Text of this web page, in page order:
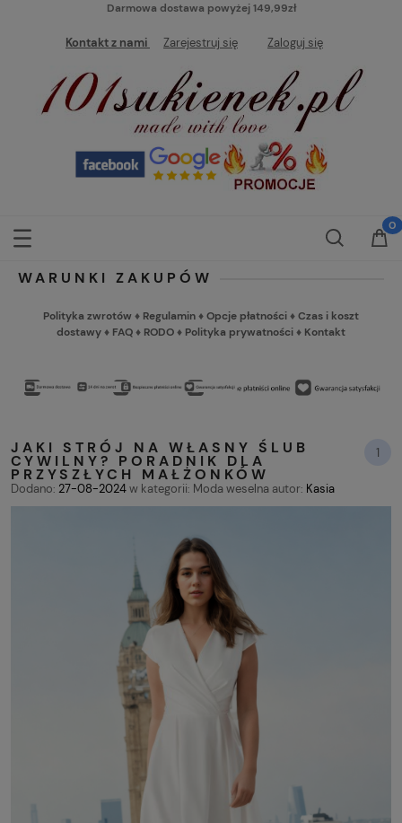
Darmowa dostawa powyżej 149,99zł
Kontakt z nami Zarejestruj się Zaloguj się
WARUNKI ZAKUPÓW
Polityka zwrotów ♦ Regulamin♦Opcje płatności♦Czas i koszt
dostawy♦ FAQ♦ RODO♦ Polityka prywatności♦ Kontakt
JAKI STRÓJ NA WŁASNY ŚLUB
CYWILNY? PORADNIK DLA
PRZYSZŁYCH MAŁŻONKÓW
1
Dodano: 27-08-2024w kategorii: Moda weselna autor: Kasia